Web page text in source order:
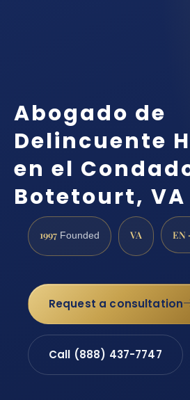
Abogado de
Delincuente
en el
Botetourt, VA
1997 Founded VA EN
Request a consultation
Call (888) 437-7747